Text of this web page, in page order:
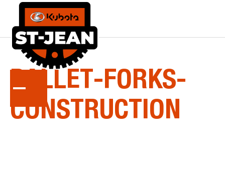
LA SÉRIE
PALLET-FORKS-
CONSTRUCTION